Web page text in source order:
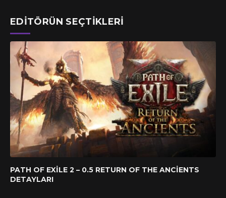
EDITÖRÜN SEÇTIKLERI
PATH OF EXILE 2 – 0.5 RETURN OF THE ANCIENTS
DETAYLARI